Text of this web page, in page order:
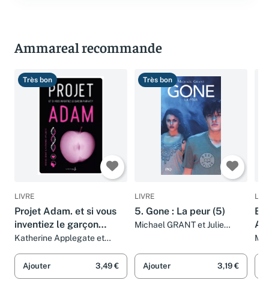
Ammareal recommande
Très bon
LIVRE
Projet Adam. et si vous
inventiez le garçon
parfait ?
Katherine Applegate et
Ajouter 3,49 €
Très bon
LIVRE
5. Gone : La peur (5)
Michael GRANT et Julie
Ajouter 3,19 €